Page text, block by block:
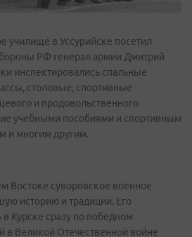
училище в Уссурийске посетил
РФ генерал армии Дмитрий
инспектировались спальные
столовые, спортивные
и продовольственного
учебными пособиями и спортивным
и многим другим.
Востоке суворовское военное
историю и традиции. Его
Курске сразу по победном
в Великой Отечественной войне